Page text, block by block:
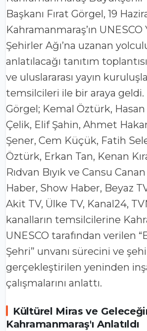
Başkanı Fırat Görgel, 19
Kahramanmaraş’ın UNESCO
Şehirler Ağı’na uzanan
anlatılacağı tanıtım
ve uluslararası yayın
temsilcileri ile bir araya geldi.
Görgel; Kemal Öztürk,
Çelik, Elif Şahin, Ahmet
Şener, Cem Küçük, Fatih
Öztürk, Erkan Tan, Kenan
Rıdvan Bıyık ve Cansu
Haber, Show Haber, Beyaz
Akit TV, Ülke TV, Kanal24,
kanalların temsilcilerine
UNESCO tarafından verilen
Şehri” unvanı sürecini ve
gerçekleştirilen yeninden
çalışmalarını anlattı.
Kültürel Miras ve
Kahramanmaraş'ı Anlatıldı